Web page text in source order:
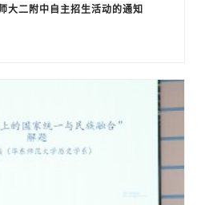
大二附中自主招生活动的通知